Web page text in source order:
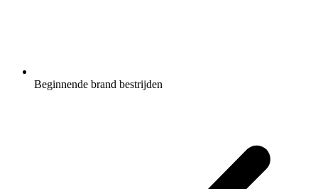
Beginnende brand bestrijden